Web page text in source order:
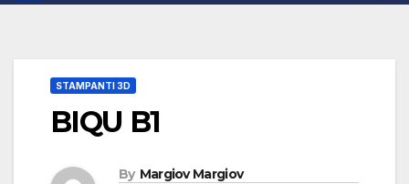
STAMPANTI 3D
BIQU B1
By Margiov Margiov